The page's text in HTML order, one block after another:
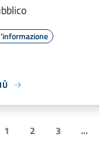
precedente
1 2 3 ...